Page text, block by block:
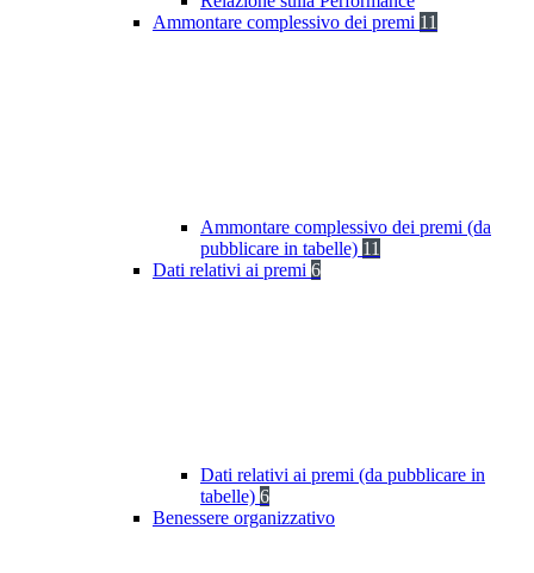
Ammontare complessivo dei premi 11
Ammontare complessivo dei premi (da
pubblicare in tabelle) 11
Dati relativi ai premi 6
Dati relativi ai premi (da pubblicare in
tabelle) 6
Benessere organizzativo